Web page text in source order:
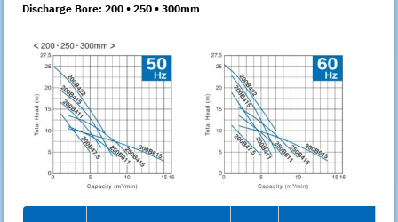
Discharge Bore: 200 • 250 • 300mm